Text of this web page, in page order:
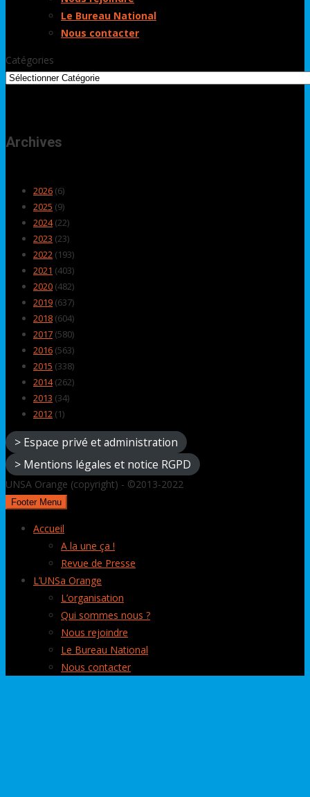
Le Bureau National
Nous contacter
Catégories
Archives
2026 (6)
2025 (9)
2024(22)
2023 (23)
2022 (193)
2021 (403)
2020 (482)
2019 (637)
2018 (604)
2017 (580)
2016 (563)
2015 (338)
2014(262)
2013 (34)
2012 (1)
> Espace privé et administration
> Mentions légales et notice RGPD
UNSA Orange (copyright) - ©2013-2022
Footer Menu
Accueil
A la une ça !
Revue de Presse
L’UNSa Orange
L’organisation
Qui sommes nous ?
Nous rejoindre
Le Bureau National
Nous contacter